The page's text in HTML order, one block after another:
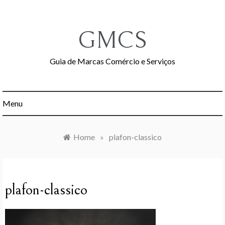
GMCS
Guia de Marcas Comércio e Serviços
Menu
Home » plafon-classico
plafon-classico